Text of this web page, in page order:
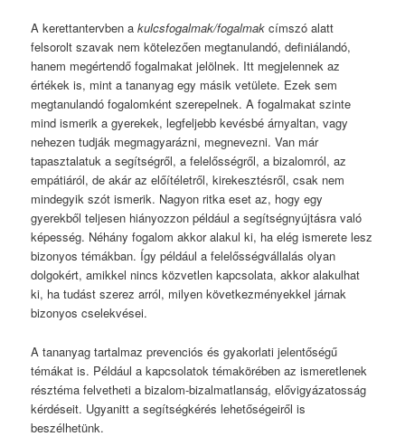
A kerettantervben akulcsfogalmak/fogalmak címszó alatt
felsorolt szavak nem kötelezően megtanulandó, definiálandó,
hanem megértendő fogalmakat jelölnek. Itt megjelennek az
értékek is, mint a tananyag egy másik vetülete. Ezek sem
megtanulandó fogalomként szerepelnek. A fogalmakat szinte
mind ismerik a gyerekek, legfeljebb kevésbé árnyaltan, vagy
nehezen tudják megmagyarázni, megnevezni. Van már
tapasztalatuk a segítségről, a felelősségről, a bizalomról, az
empátiáról, de akár az előítéletről, kirekesztésről, csak nem
mindegyik szót ismerik. Nagyon ritka eset az, hogy egy
gyerekből teljesen hiányozzon például a segítségnyújtásra való
képesség. Néhány fogalom akkor alakul ki, ha elég ismerete lesz
bizonyos témákban. Így például a felelősségvállalás olyan
dolgokért, amikkel nincs közvetlen kapcsolata, akkor alakulhat
ki, ha tudást szerez arról, milyen következményekkel járnak
bizonyos cselekvései.
A tananyag tartalmaz prevenciós és gyakorlati jelentőségű
témákat is. Például a kapcsolatok témakörében az ismeretlenek
résztéma felvetheti a bizalom-bizalmatlanság, elővigyázatosság
kérdéseit. Ugyanitt a segítségkérés lehetőségeiről is
beszélhetünk.